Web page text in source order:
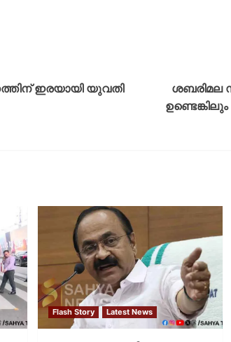
ഇരയായി യുവതി
ശബരിമല
Flash Story Latest News